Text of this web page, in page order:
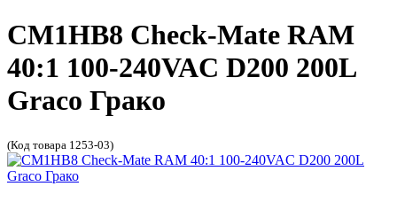
CM1HB8 Check-Mate RAM
40:1 100-240VAC D200 200L
Graco Грако
(Код товара 1253-03)